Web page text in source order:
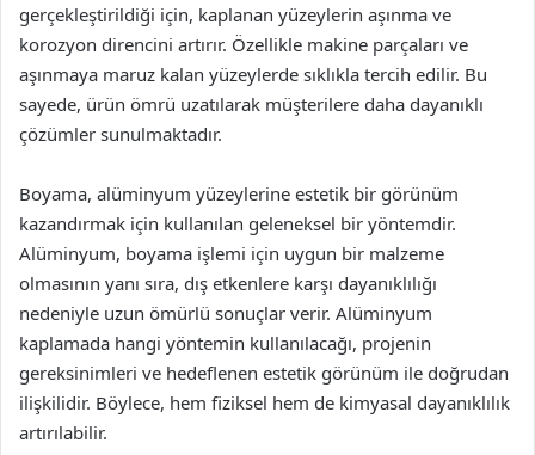
gerçekleştirildiği için, kaplanan yüzeylerin aşınma ve
korozyon direncini artırır. Özellikle makine parçaları ve
aşınmaya maruz kalan yüzeylerde sıklıkla tercih edilir. Bu
sayede, ürün ömrü uzatılarak müşterilere daha dayanıklı
çözümler sunulmaktadır.
Boyama, alüminyum yüzeylerine estetik bir görünüm
kazandırmak için kullanılan geleneksel bir yöntemdir.
Alüminyum, boyama işlemi için uygun bir malzeme
olmasının yanı sıra, dış etkenlere karşı dayanıklılığı
nedeniyle uzun ömürlü sonuçlar verir. Alüminyum
kaplamada hangi yöntemin kullanılacağı, projenin
gereksinimleri ve hedeflenen estetik görünüm ile doğrudan
ilişkilidir. Böylece, hem fiziksel hem de kimyasal dayanıklılık
artırılabilir.